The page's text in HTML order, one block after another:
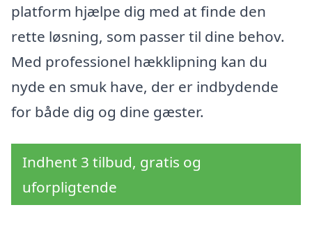
platform hjælpe dig med at finde den
rette løsning, som passer til dine behov.
Med professionel hækklipning kan du
nyde en smuk have, der er indbydende
for både dig og dine gæster.
Indhent 3 tilbud, gratis og
uforpligtende